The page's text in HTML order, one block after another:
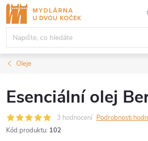
Přejít
obsah
Oleje
Esenciální olej
3 hodnocení Podrobnosti
Kód produktu: 102